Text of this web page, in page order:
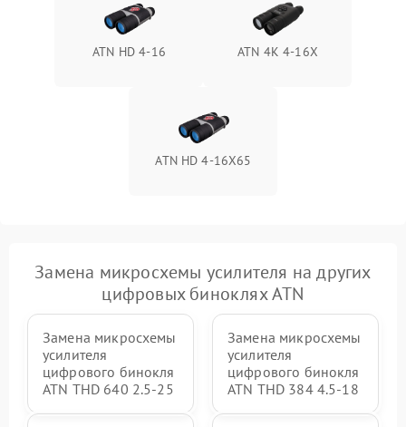
ATN HD 4-16 ATN 4K 4-16X
ATN HD 4-16X65
Замена микросхемы усилителя на других
цифровых биноклях ATN
Замена микросхемы
усилителя
цифрового бинокля
ATN THD 640 2.5-25
Замена микросхемы
усилителя
цифрового бинокля
ATN THD 384 4.5-18